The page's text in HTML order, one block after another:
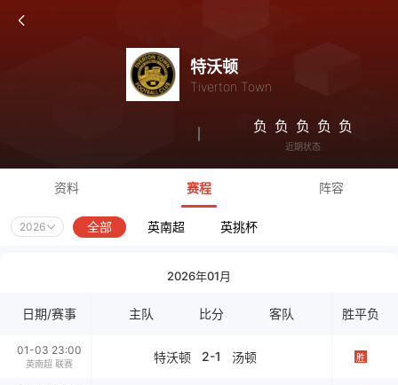
特沃顿
Tiverton Town
负 负 负 负 负
近期状态
资料 赛程 阵容
2026 全部 英南超 英挑杯
2026年01月
日期/赛事 主队 比分 客队 胜平负
01-03 23:00
英南超 联赛 特沃顿 2-1 汤顿 胜